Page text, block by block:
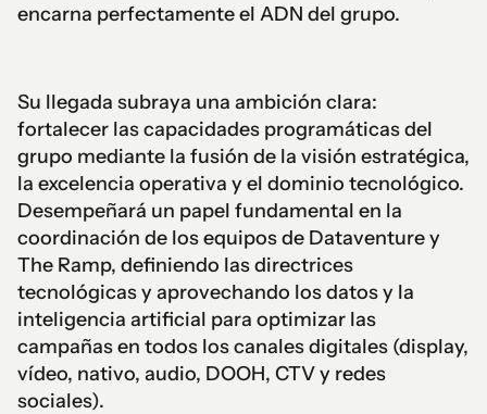
encarna perfectamente el ADN del grupo.
Su llegada subraya una ambición clara:
fortalecer las capacidades programáticas del
grupo mediante la fusión de la visión estratégica,
la excelencia operativa y el dominio tecnológico.
Desempeñará un papel fundamental en la
coordinación de los equipos de Dataventure y
The Ramp, definiendo las directrices
tecnológicas y aprovechando los datos y la
inteligencia artificial para optimizar las
campañas en todos los canales digitales (display,
vídeo, nativo, audio, DOOH, CTV y redes
sociales).